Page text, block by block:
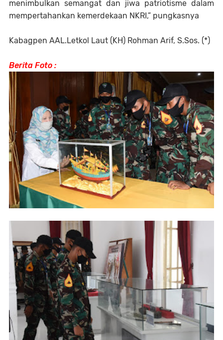
menimbulkan semangat dan jiwa patriotisme dalam
mempertahankan kemerdekaan NKRI,” pungkasnya
Kabagpen AAL.Letkol Laut (KH) Rohman Arif, S.Sos. (*)
Berita Foto :